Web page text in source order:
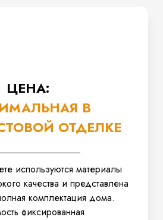
ЦЕНА:
В
ОТДЕЛКЕ
используются материалы
качества и представлена
комплектация дома.
фиксированная